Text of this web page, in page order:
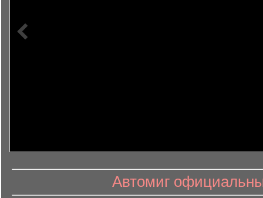
информационный контент
Автомиг